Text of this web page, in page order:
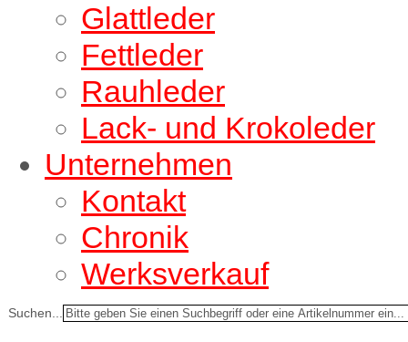
Glattleder
Fettleder
Rauhleder
Lack- und Krokoleder
Unternehmen
Kontakt
Chronik
Werksverkauf
Suchen...